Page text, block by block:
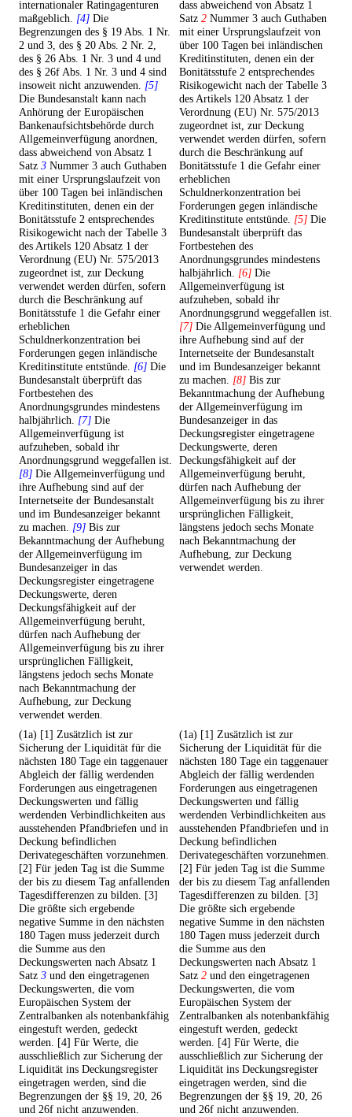
internationaler Ratingagenturen
maßgeblich. [4] Die
Begrenzungen des § 19 Abs. 1 Nr.
2 und 3, des § 20 Abs. 2 Nr. 2,
des § 26 Abs. 1 Nr. 3 und 4 und
des § 26f Abs. 1 Nr. 3 und 4 sind
insoweit nicht anzuwenden. [5]
Die Bundesanstalt kann nach
Anhörung der Europäischen
Bankenaufsichtsbehörde durch
Allgemeinverfügung anordnen,
dass abweichend von Absatz 1
Satz 3 Nummer 3 auch Guthaben
mit einer Ursprungslaufzeit von
über 100 Tagen bei inländischen
Kreditinstituten, denen ein der
Bonitätsstufe 2 entsprechendes
Risikogewicht nach der Tabelle 3
des Artikels 120 Absatz 1 der
Verordnung (EU) Nr. 575/2013
zugeordnet ist, zur Deckung
verwendet werden dürfen, sofern
durch die Beschränkung auf
Bonitätsstufe 1 die Gefahr einer
erheblichen
Schuldnerkonzentration bei
Forderungen gegen inländische
Kreditinstitute entstünde. [6] Die
Bundesanstalt überprüft das
Fortbestehen des
Anordnungsgrundes mindestens
halbjährlich. [7] Die
Allgemeinverfügung ist
aufzuheben, sobald ihr
Anordnungsgrund weggefallen ist.
[8] Die Allgemeinverfügung und
ihre Aufhebung sind auf der
Internetseite der Bundesanstalt
und im Bundesanzeiger bekannt
zu machen. [9] Bis zur
Bekanntmachung der Aufhebung
der Allgemeinverfügung im
Bundesanzeiger in das
Deckungsregister eingetragene
Deckungswerte, deren
Deckungsfähigkeit auf der
Allgemeinverfügung beruht,
dürfen nach Aufhebung der
Allgemeinverfügung bis zu ihrer
ursprünglichen Fälligkeit,
längstens jedoch sechs Monate
nach Bekanntmachung der
Aufhebung, zur Deckung
verwendet werden.
dass abweichend von Absatz 1
Satz 2 Nummer 3 auch Guthaben
mit einer Ursprungslaufzeit von
über 100 Tagen bei inländischen
Kreditinstituten, denen ein der
Bonitätsstufe 2 entsprechendes
Risikogewicht nach der Tabelle 3
des Artikels 120 Absatz 1 der
Verordnung (EU) Nr. 575/2013
zugeordnet ist, zur Deckung
verwendet werden dürfen, sofern
durch die Beschränkung auf
Bonitätsstufe 1 die Gefahr einer
erheblichen
Schuldnerkonzentration bei
Forderungen gegen inländische
Kreditinstitute entstünde. [5] Die
Bundesanstalt überprüft das
Fortbestehen des
Anordnungsgrundes mindestens
halbjährlich. [6] Die
Allgemeinverfügung ist
aufzuheben, sobald ihr
Anordnungsgrund weggefallen ist.
[7] Die Allgemeinverfügung und
ihre Aufhebung sind auf der
Internetseite der Bundesanstalt
und im Bundesanzeiger bekannt
zu machen. [8] Bis zur
Bekanntmachung der Aufhebung
der Allgemeinverfügung im
Bundesanzeiger in das
Deckungsregister eingetragene
Deckungswerte, deren
Deckungsfähigkeit auf der
Allgemeinverfügung beruht,
dürfen nach Aufhebung der
Allgemeinverfügung bis zu ihrer
ursprünglichen Fälligkeit,
längstens jedoch sechs Monate
nach Bekanntmachung der
Aufhebung, zur Deckung
verwendet werden.
(1a) [1] Zusätzlich ist zur
Sicherung der Liquidität für die
nächsten 180 Tage ein taggenauer
Abgleich der fällig werdenden
Forderungen aus eingetragenen
Deckungswerten und fällig
werdenden Verbindlichkeiten aus
ausstehenden Pfandbriefen und in
Deckung befindlichen
Derivategeschäften vorzunehmen.
[2] Für jeden Tag ist die Summe
der bis zu diesem Tag anfallenden
Tagesdifferenzen zu bilden. [3]
Die größte sich ergebende
negative Summe in den nächsten
180 Tagen muss jederzeit durch
die Summe aus den
Deckungswerten nach Absatz 1
Satz 3 und den eingetragenen
Deckungswerten, die vom
Europäischen System der
Zentralbanken als notenbankfähig
eingestuft werden, gedeckt
werden. [4] Für Werte, die
ausschließlich zur Sicherung der
Liquidität ins Deckungsregister
eingetragen werden, sind die
Begrenzungen der §§ 19, 20, 26
und 26f nicht anzuwenden.
(1a) [1] Zusätzlich ist zur
Sicherung der Liquidität für die
nächsten 180 Tage ein taggenauer
Abgleich der fällig werdenden
Forderungen aus eingetragenen
Deckungswerten und fällig
werdenden Verbindlichkeiten aus
ausstehenden Pfandbriefen und in
Deckung befindlichen
Derivategeschäften vorzunehmen.
[2] Für jeden Tag ist die Summe
der bis zu diesem Tag anfallenden
Tagesdifferenzen zu bilden. [3]
Die größte sich ergebende
negative Summe in den nächsten
180 Tagen muss jederzeit durch
die Summe aus den
Deckungswerten nach Absatz 1
Satz 2 und den eingetragenen
Deckungswerten, die vom
Europäischen System der
Zentralbanken als notenbankfähig
eingestuft werden, gedeckt
werden. [4] Für Werte, die
ausschließlich zur Sicherung der
Liquidität ins Deckungsregister
eingetragen werden, sind die
Begrenzungen der §§ 19, 20, 26
und 26f nicht anzuwenden.